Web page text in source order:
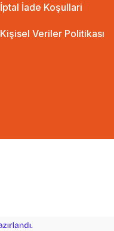
İptal İade Koşullari
Kişisel Veriler Politikası